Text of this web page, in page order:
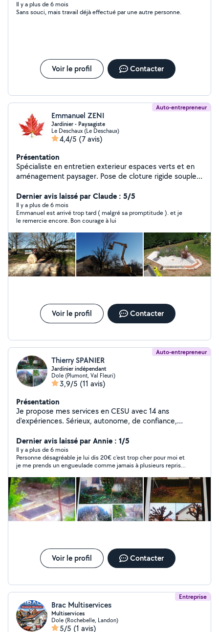
Il y a plus de 6 mois
Sans souci, mais travail déjà effectué par une autre personne.
Voir le profil Contacter
Auto-entrepreneur
Emmanuel ZENI
Jardinier - Paysagiste
Le Deschaux (Le Deschaux)
4,4/5 (7 avis)
Présentation
Spécialiste en entretien exterieur espaces verts et en
aménagement paysager. Pose de cloture rigide souple
allée et cour gravillonnée
Dernier avis laissé par Claude : 5/5
Il y a plus de 6 mois
Emmanuel est arrivé trop tard ( malgré sa promptitude ). et je
le remercie encore. Bon courage à lui
Voir le profil Contacter
Auto-entrepreneur
Thierry SPANIER
Jardinier indépendant
Dole (Plumont, Val Fleuri)
3,9/5 (11 avis)
Présentation
Je propose mes services en CESU avec 14 ans
d'expériences. Sérieux, autonome, de confiance,
pouvant me déplacer. Je possède mon propre matériel.
Je peux aussi faire du bûcheronnage, des débarras,
évacuation des déchets verts et de gravas. Je peux
m'occuper de votre jardin pendant votre absence
(vacances, santé) Ne loue pas son matériel
Dernier avis laissé par Annie : 1/5
Il y a plus de 6 mois
Personne désagréable je lui dis 20€ c'est trop cher pour moi et
je me prends un engueulade comme jamais à plusieurs reprises
Voir le profil Contacter
Entreprise
Brac Multiservices
Multiservices
Dole (Rochebelle, Landon)
5/5 (1 avis)